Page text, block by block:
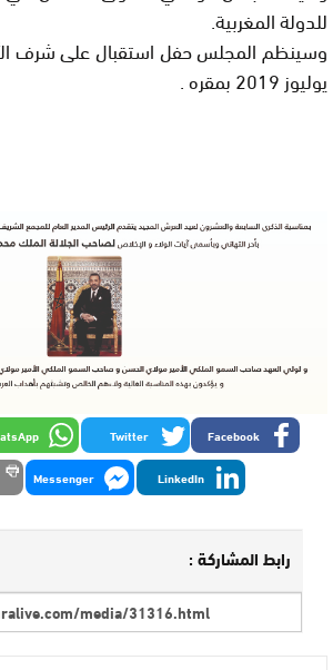
للدولة المغربية.
يوليوز 2019 بمقره .
Facebook
Twitter
LinkedIn
Messenger
رابط المشاركة :